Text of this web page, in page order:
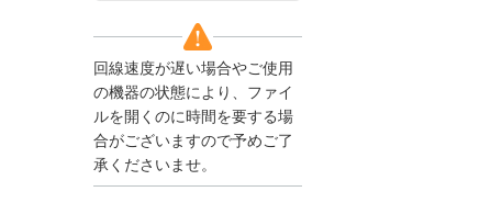
なお、情報は１月５日
(月)より登録されます。
2025/08/04
●夏季休業に伴う情報更
新停止のお知らせ●
建設資料館をご利用いた
だき、誠に有難うござい
回線速度が遅い場合やご使用
の機器の状態により、ファイ
ルを開くのに時間を要する場
合がございますので予めご了
承くださいませ。